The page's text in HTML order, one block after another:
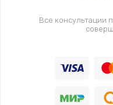
Все консультации